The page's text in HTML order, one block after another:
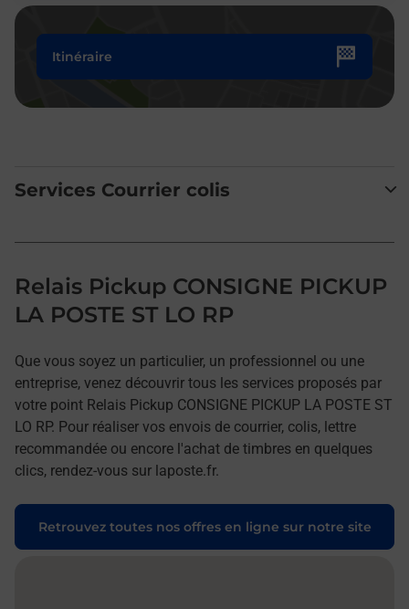
Itinéraire
Services Courrier colis
Relais Pickup CONSIGNE PICKUP
LA POSTE ST LO RP
Que vous soyez un particulier, un professionnel ou une
entreprise, venez découvrir tous les services proposés par
votre point Relais Pickup CONSIGNE PICKUP LA POSTE ST
LO RP. Pour réaliser vos envois de courrier, colis, lettre
recommandée ou encore l'achat de timbres en quelques
clics, rendez-vous sur laposte.fr.
Retrouvez toutes nos offres en ligne sur notre site